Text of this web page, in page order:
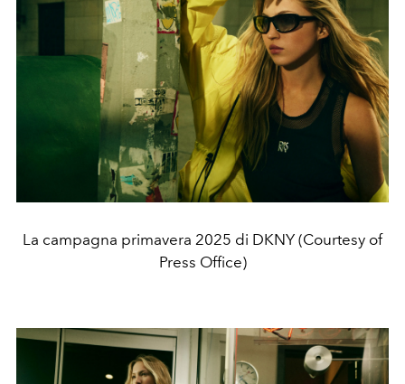
La campagna primavera 2025 di DKNY (Courtesy of
Press Office)